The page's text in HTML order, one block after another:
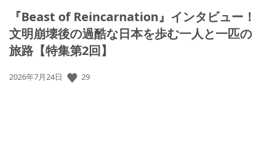
『Beast of Reincarnation』インタビュー！
文明崩壊後の過酷な日本を歩む一人と一匹の
旅路【特集第2回】
公
2026年7月24日 29